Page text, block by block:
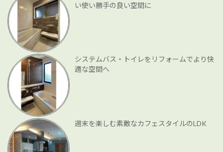
い使い勝手の良い空間に
システムバス・トイレをリフォームでより快
適な空間へ
週末を楽しむ素敵なカフェスタイルのLDK